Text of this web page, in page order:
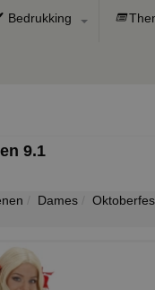
Bedrukking
9.1
Dames